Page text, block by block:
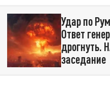
Удар по
Ответ
дрогнуть.
заседание